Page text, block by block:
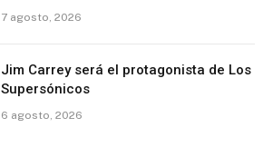
7 agosto, 2026
Jim Carrey será el protagonista de Los
Supersónicos
6 agosto, 2026